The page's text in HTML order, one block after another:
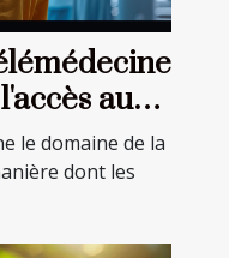
aux
le domaine de la
dont les